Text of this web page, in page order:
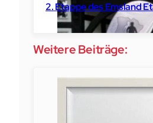
2. Etappe des Emsland
Weitere Beiträge: